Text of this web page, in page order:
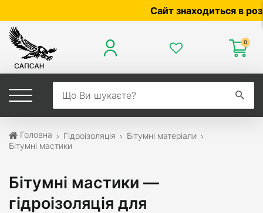
Сайт знаходиться в
0
Головна Гідроізоляція
Бітумні матеріали
Бітумні мастики
Бітумні мастики —
гідроізоляція для